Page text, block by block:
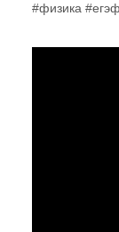
#физика